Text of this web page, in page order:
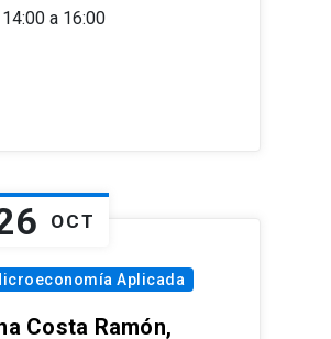
14:00 a 16:00
OCT
Aplicada
Costa Ramón,